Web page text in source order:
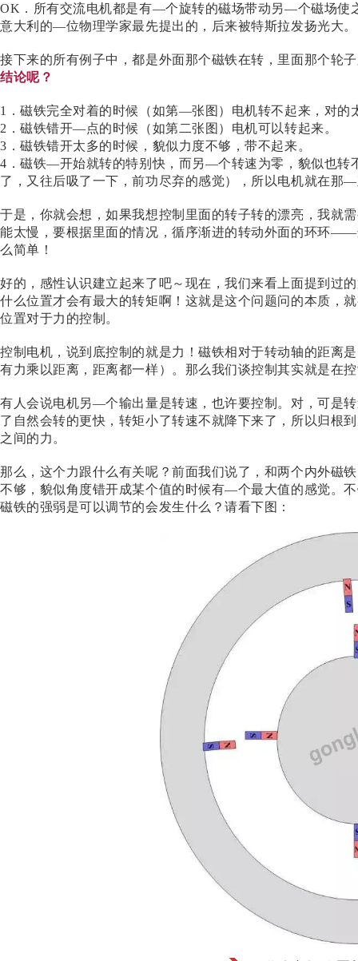
OK ．所有交流电机都是有—个旋转的磁场带动另—个磁场使
意大利的—位物理学家最先提出的，后来被特斯拉发扬光大。
接下来的所有例子中，都是外面那个磁铁在转，里面那个轮
结论呢？
1
．磁铁完全对着的时候（如第—张图）电机转不起来，对的
2 ．磁铁错开—点的时候（如第二张图）电机可以转起来。
3 ．磁铁错开太多的时候，貌似力度不够，带不起来。
4 ．磁铁—开始就转的特别快，而另—个转速为零，貌似也转
了，又往后吸了一下，前功尽弃的感觉），所以电机就在那
于是，你就会想，如果我想控制里面的转子转的漂亮，我就
能太慢，要根据里面的情况，循序渐进的转动外面的环环——
么简单！
好的，感性认识建立起来了吧～现在，我们来看上面提到过
什么位置才会有最大的转矩啊！这就是这个问题问的本质，
位置对于力的控制。
控制电机，说到底控制的就是力！磁铁相对于转动轴的距离
有力乘以距离，距离都一样）。那么我们谈控制其实就是在
有人会说电机另—个输出量是转速，也许要控制。对，可是
了自然会转的更快，转矩小了转速不就降下来了 ，所以归根
之间的力。
那么，这个力跟什么有关呢？前面我们说了，和两个内外磁
不够，貌似角度错开成某个值的时候有—个最大值的感觉。不
磁铁的强弱是可以调节的会发生什么？请看下图：